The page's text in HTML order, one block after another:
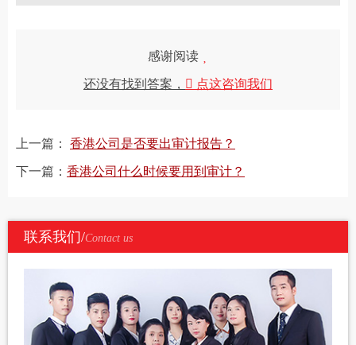
感谢阅读
还没有找到答案， 点这咨询我们
上一篇： 香港公司是否要出审计报告？
下一篇： 香港公司什么时候要用到审计？
联系我们/Contact us